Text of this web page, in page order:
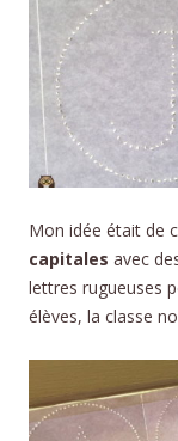
Mon idée était de
capitales avec
lettres rugueuses
élèves, la classe